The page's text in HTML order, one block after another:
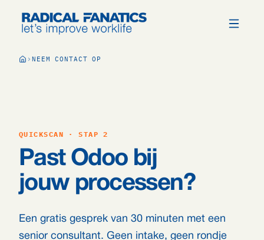
NEEM CONTACT OP
QUICKSCAN · STAP 2
Past Odoo bij
jouw processen?
Een gratis gesprek van 30 minuten met een
senior consultant. Geen intake, geen rondje